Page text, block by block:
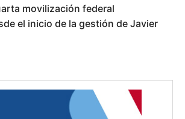
movilización federal
el inicio de la gestión de Javier